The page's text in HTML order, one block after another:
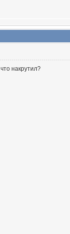
накрутил?